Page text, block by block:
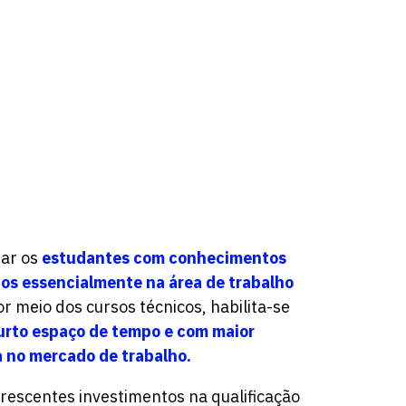
os estudantes com conhecimentos
essencialmente na área de trabalho
meio dos cursos técnicos, habilita-se
espaço de tempo e com maior
mercado de trabalho.
investimentos na qualificação